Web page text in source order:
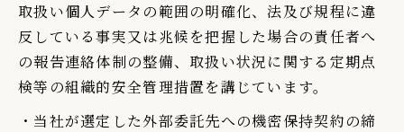
取扱い個人データの範囲の明確化、法及び規程に違
反している事実又は兆候を把握した場合の責任者へ
の報告連絡体制の整備、取扱い状況に関する定期点
検等の組織的安全管理措置を講じています。
・当社が選定した外部委託先への機密保持契約の締